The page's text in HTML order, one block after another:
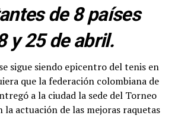
de 8 países
y 25 de abril.
sigue siendo epicentro del tenis en
que la federación colombiana de
a la ciudad la sede del Torneo
la actuación de las mejoras raquetas